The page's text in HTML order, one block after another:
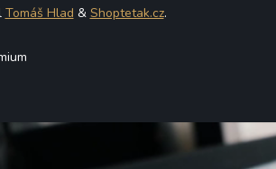
Tomáš Hlad & Shoptetak.cz.